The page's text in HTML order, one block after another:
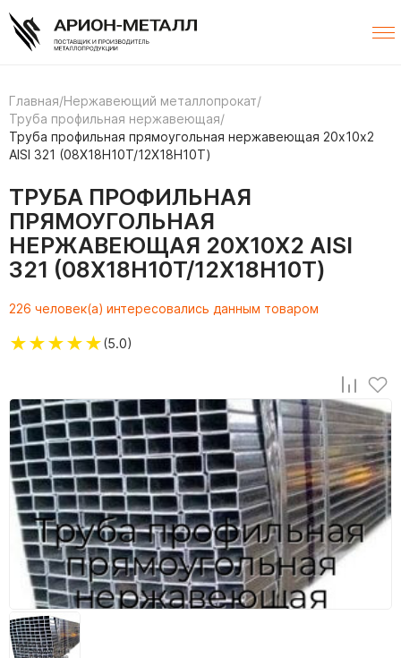
Главная/Нержавеющий металлопрокат/
Труба профильная нержавеющая/
Труба профильная прямоугольная нержавеющая 20х10х2
AISI 321 (08Х18Н10Т/12Х18Н10Т)
ТРУБА ПРОФИЛЬНАЯ
ПРЯМОУГОЛЬНАЯ
НЕРЖАВЕЮЩАЯ 20Х10Х2 AISI
321 (08Х18Н10Т/12Х18Н10Т)
226 человек(а) интересовались данным товаром
★★★★★(5.0)